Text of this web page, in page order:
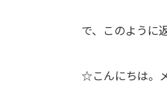
で、このように
☆こんにちは。